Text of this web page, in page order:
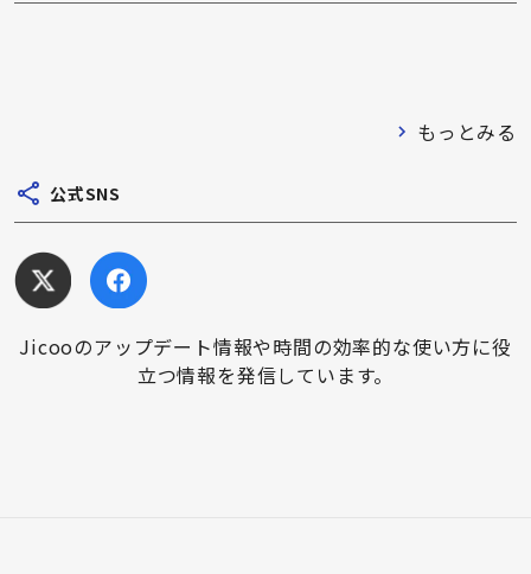
もっとみる
公式SNS
Jicooのアップデート情報や時間の効率的な使い方に役
立つ情報を発信しています。